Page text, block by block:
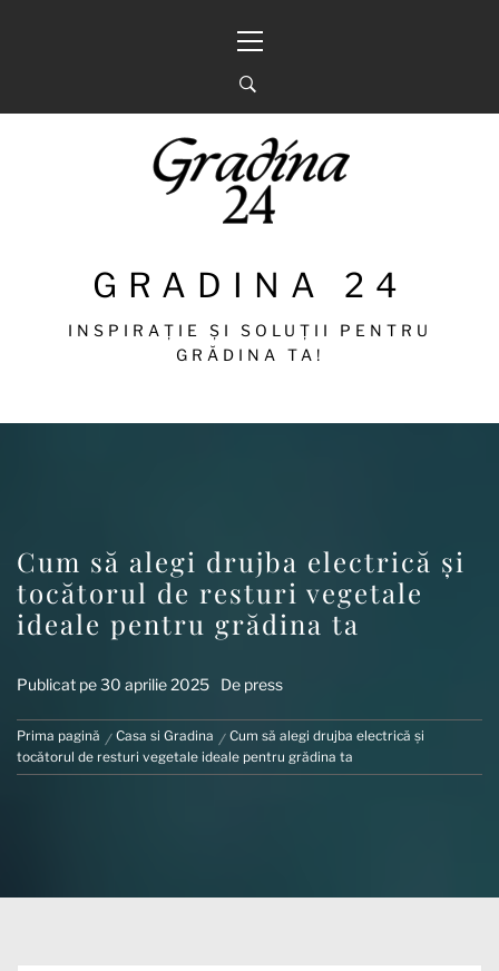
principal
GRADINA 24
INSPIRAȚIE ȘI SOLUȚII PENTRU
GRĂDINA TA!
Cum să alegi drujba electrică și
tocătorul de resturi vegetale
ideale pentru grădina ta
Publicat pe30 aprilie 2025 De press
Prima pagină Casa si Gradina
Cum să alegi drujba electrică și
tocătorul de resturi vegetale ideale pentru grădina ta